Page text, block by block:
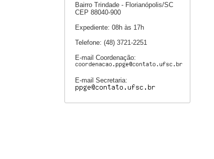
Bairro Trindade - Florianópolis/SC
CEP 88040-900
Expediente: 08h às 17h
Telefone: (48) 3721-2251
E-mail Coordenação:
E-mail Secretaria: